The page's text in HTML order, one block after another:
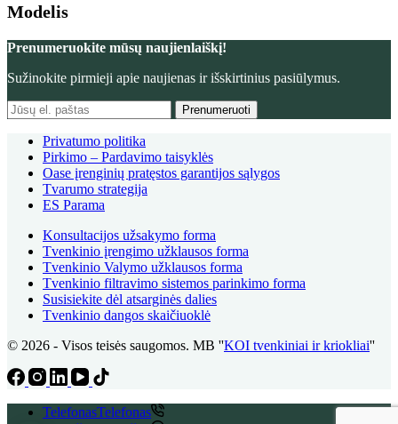
Modelis
Prenumeruokite mūsų naujienlaiškį!
Sužinokite pirmieji apie naujienas ir išskirtinius pasiūlymus.
Prenumeruoti
Privatumo politika
Pirkimo – Pardavimo taisyklės
Oase įrenginių pratęstos garantijos sąlygos
Tvarumo strategija
ES Parama
Konsultacijos užsakymo forma
Tvenkinio įrengimo užklausos forma
Tvenkinio Valymo užklausos forma
Tvenkinio filtravimo sistemos parinkimo forma
Susisiekite dėl atsarginės dalies
Tvenkinio dangos skaičiuoklė
© 2026 - Visos teisės saugomos. MB ''KOI tvenkiniai ir kriokliai''
TelefonasTelefonas